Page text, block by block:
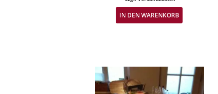
IN DEN WARENKORB